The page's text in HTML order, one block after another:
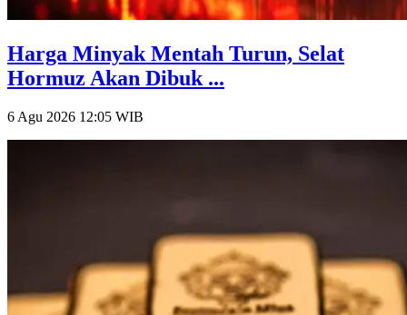
Harga Minyak Mentah Turun, Selat
Hormuz Akan Dibuk ...
6 Agu 2026 12:05 WIB